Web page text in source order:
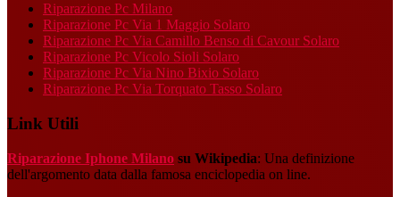
Riparazione Pc Milano
Riparazione Pc Via 1 Maggio Solaro
Riparazione Pc Via Camillo Benso di Cavour Solaro
Riparazione Pc Vicolo Sioli Solaro
Riparazione Pc Via Nino Bixio Solaro
Riparazione Pc Via Torquato Tasso Solaro
Link Utili
Riparazione Iphone Milano su Wikipedia: Una definizione
dell'argomento data dalla famosa enciclopedia on line.